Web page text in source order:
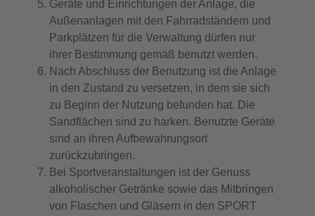
Geräte und Einrichtungen der Anlage, die
Außenanlagen mit den Fahrradständern und
Parkplätzen für die Verwaltung dürfen nur
ihrer Bestimmung gemäß benutzt werden.
Nach Abschluss der Benutzung ist die Anlage
in den Zustand zu versetzen, in dem sie sich
zu Beginn der Nutzung befunden hat. Die
Sandflächen sind zu harken. Benutzte Geräte
sind an ihren Aufbewahrungsort
zurückzubringen.
Bei Sportveranstaltungen ist der Genuss
alkoholischer Getränke sowie das Mitbringen
von Flaschen und Gläsern in den SPORT